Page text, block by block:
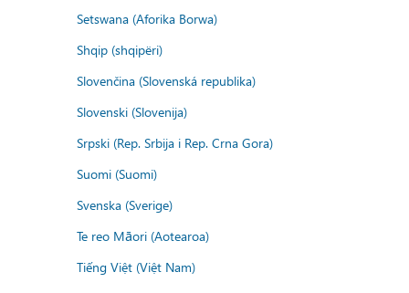
Setswana (Aforika Borwa)
Shqip (shqipëri)
Slovenčina (Slovenská republika)
Slovenski (Slovenija)
Srpski (Rep. Srbija i Rep. Crna Gora)
Suomi (Suomi)
Svenska (Sverige)
Te reo Māori (Aotearoa)
Tiếng Việt (Việt Nam)